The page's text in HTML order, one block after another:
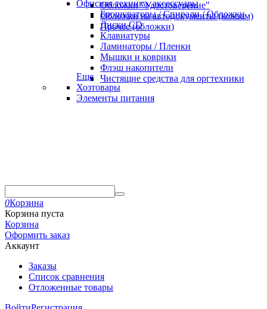
Обложки "Удостоверение"
Обложки на автодокументы (кожзам)
Прочее (обложки)
Офисная техника, аксессуары
Брошураторы / Спирали / Обложки
Диски CD
Клавиатуры
Ламинаторы / Пленки
Мышки и коврики
Флэш накопители
Чистящие средства для оргтехники
Еще
Хозтовары
Элементы питания
0Корзина
Корзина пуста
Корзина
Оформить заказ
Аккаунт
Заказы
Список сравнения
Отложенные товары